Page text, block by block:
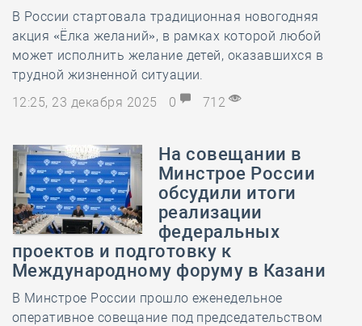
В России стартовала традиционная новогодняя
акция «Ёлка желаний», в рамках которой любой
может исполнить желание детей, оказавшихся в
трудной жизненной ситуации.
12:25, 23 декабря 2025
0 712
На совещании в
Минстрое России
обсудили итоги
реализации
федеральных
проектов и подготовку к
Международному форуму в Казани
В Минстрое России прошло еженедельное
оперативное совещание под председательством